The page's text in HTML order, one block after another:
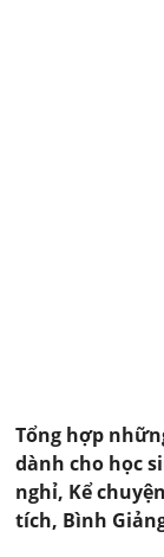
Tổng hợp
dành cho học
nghỉ, Kể
tích, Bình